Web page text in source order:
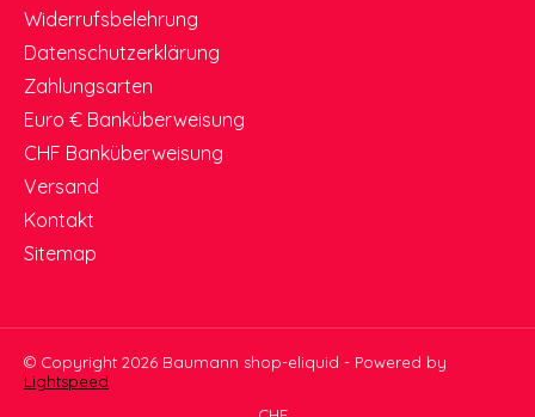
Widerrufsbelehrung
Datenschutzerklärung
Zahlungsarten
Euro € Banküberweisung
CHF Banküberweisung
Versand
Kontakt
Sitemap
© Copyright 2026 Baumann shop-eliquid - Powered by
Lightspeed